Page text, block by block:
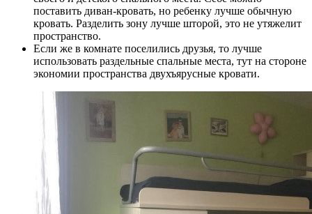
поставить диван-кровать, но ребенку лучше обычную
кровать. Разделить зону лучше шторой, это не утяжелит
пространство.
Если же в комнате поселились друзья, то лучше
использовать раздельные спальные места, тут на стороне
экономии пространства двухъярусные кровати.